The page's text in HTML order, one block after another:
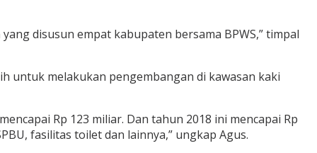
disusun empat kabupaten bersama BPWS,” timpal
untuk melakukan pengembangan di kawasan kaki
Rp 123 miliar. Dan tahun 2018 ini mencapai Rp
fasilitas toilet dan lainnya,” ungkap Agus.